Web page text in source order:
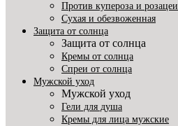
Против купероза и розацеи
Сухая и обезвоженная
Защита от солнца
Защита от солнца
Кремы от солнца
Спреи от солнца
Мужской уход
Мужской уход
Гели для душа
Кремы для лица мужские